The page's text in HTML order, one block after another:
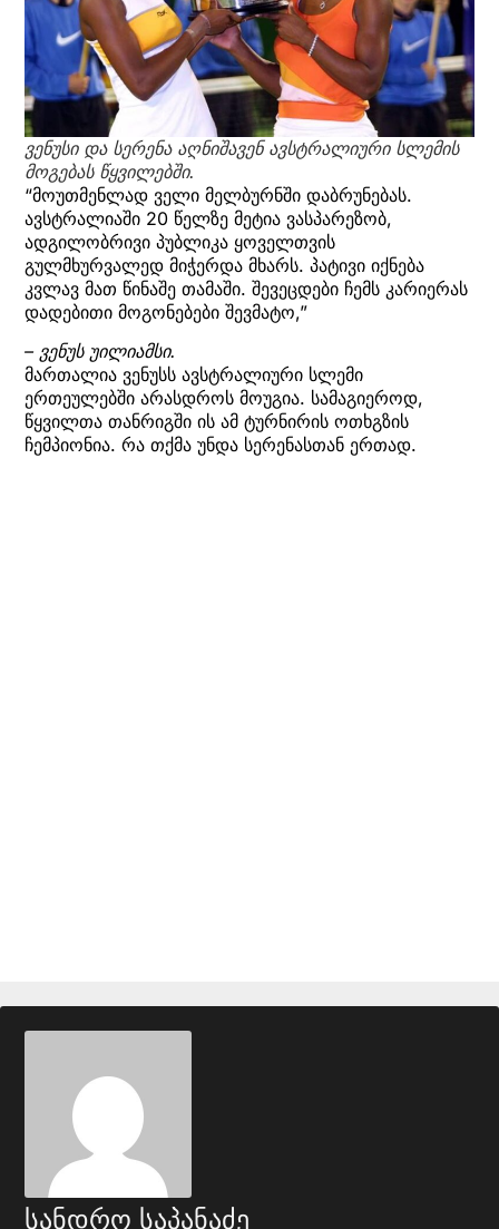
ვენუსი და სერენა აღნიშავენ ავსტრალიური სლემის
მოგებას წყვილებში.
“მოუთმენლად ველი მელბურნში დაბრუნებას.
ავსტრალიაში 20 წელზე მეტია ვასპარეზობ,
ადგილობრივი პუბლიკა ყოველთვის
გულმხურვალედ მიჭერდა მხარს. პატივი იქნება
კვლავ მათ წინაშე თამაში. შევეცდები ჩემს კარიერას
დადებითი მოგონებები შევმატო,”
– ვენუს უილიამსი.
მართალია ვენუსს ავსტრალიური სლემი
ერთეულებში არასდროს მოუგია. სამაგიეროდ,
წყვილთა თანრიგში ის ამ ტურნირის ოთხგზის
ჩემპიონია. რა თქმა უნდა სერენასთან ერთად.
სანდრო საპანაძე